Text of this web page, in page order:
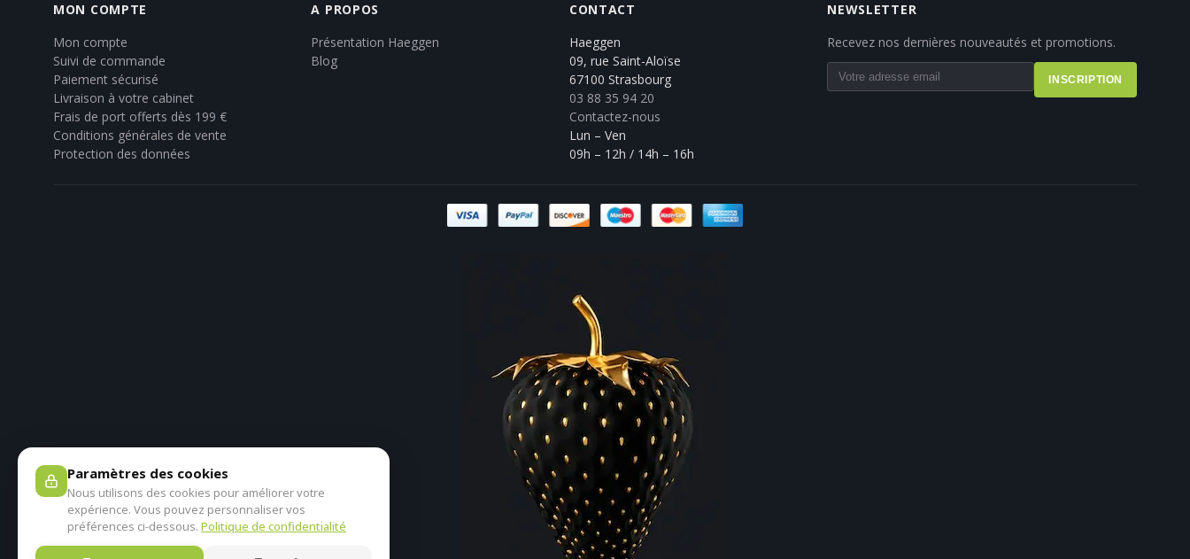
MON COMPTE
Mon compte
Suivi de commande
Paiement sécurisé
Livraison à votre cabinet
Frais de port offerts dès 199 €
Conditions générales de vente
Protection des données
A PROPOS
Présentation Haeggen
Blog
CONTACT
Haeggen
09, rue Saint-Aloïse
67100 Strasbourg
03 88 35 94 20
Contactez-nous
Lun – Ven
09h – 12h / 14h – 16h
NEWSLETTER
Recevez nos dernières nouveautés et promotions.
INSCRIPTION
Paramètres des cookies
Nous utilisons des cookies pour améliorer votre
expérience. Vous pouvez personnaliser vos
préférences ci-dessous. Politique de confidentialité